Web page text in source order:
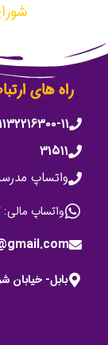
راه های
۰۱۱۳۲۲۱۶۳۰۰-
۳۱۵۱۱
واتساپ مدرسه:
واتساپ مالی: ٠٩٣٦٢٥١٠٤٥٧
بابل- خیابان